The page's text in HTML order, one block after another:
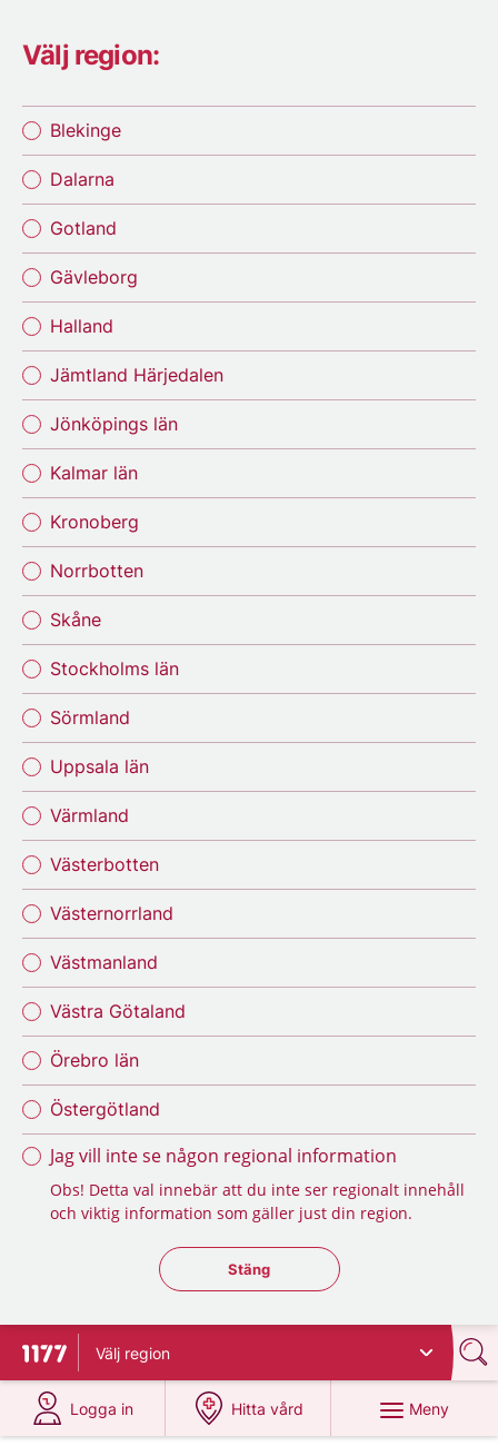
Välj region:
Blekinge
Dalarna
Gotland
Gävleborg
Halland
Jämtland Härjedalen
Jönköpings län
Kalmar län
Kronoberg
Norrbotten
Skåne
Stockholms län
Sörmland
Uppsala län
Värmland
Västerbotten
Västernorrland
Västmanland
Västra Götaland
Örebro län
Östergötland
Jag vill inte se någon regional information
Obs! Detta val innebär att du inte ser regionalt innehåll
och viktig information som gäller just din region.
Stäng regionsväljaren
Stäng
Till startsidan för 1177
Välj region
Logga in
på 1177.se
Hitta vård
på 1177.se
Meny